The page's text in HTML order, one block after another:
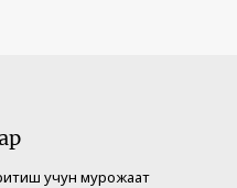
учун мурожаат